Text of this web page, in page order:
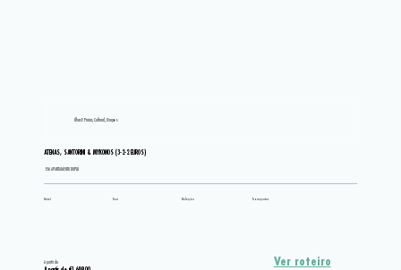
Ilhas E Praias, Cultural, Grupos
Ver roteiro
A partir de
ATENAS, SANTORINI & MYKONOS (3-2-2 EUROS)
EM APARTAMENTO DUPLO
Hotel Tour Refeição Transportes